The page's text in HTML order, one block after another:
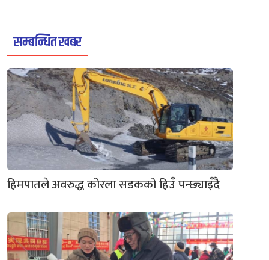
सम्बन्धित खबर
हिमपातले अवरुद्ध कोरला सडकको हिउँ पन्छ्याइँदै